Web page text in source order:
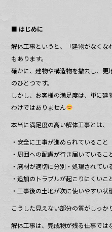
■ はじめに
解体工事というと、「建物がなくな
もあります。
確かに、建物や構造物を撤去し、
のひとつです。
しかし、お客様の満足度は、単に
わけではありません
本当に満足度の高い解体工事とは、
・安全に工事が進められていること
・周囲への配慮が行き届いているこ
・廃材が適切に分別・処理されてい
・追加のトラブルが起こりにくいこ
・工事後の土地が次に使いやすい状
こうした見えない部分の質がしっか
解体工事は、完成物が残る仕事では